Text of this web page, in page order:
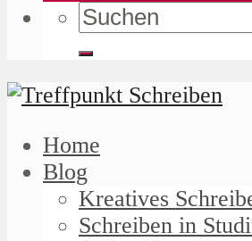
Home
Blog
Kreatives
Schreiben in